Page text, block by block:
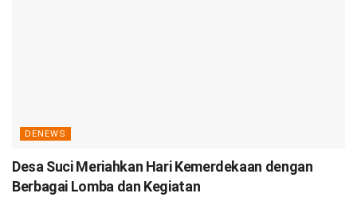
DENEWS
Desa Suci Meriahkan Hari Kemerdekaan dengan
Berbagai Lomba dan Kegiatan